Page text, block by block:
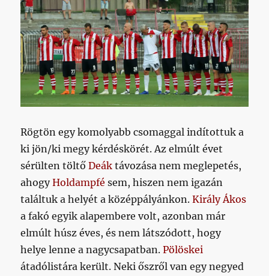
Rögtön egy komolyabb csomaggal indítottuk a
ki jön/ki megy kérdéskörét. Az elmúlt évet
sérülten töltőDeák távozása nem meglepetés,
ahogyHoldampfé sem, hiszen nem igazán
találtuk a helyét a középpályánkon.Király Ákos
a fakó egyik alapembere volt, azonban már
elmúlt húsz éves, és nem látszódott, hogy
helye lenne a nagycsapatban.Pölöskei
átadólistára került. Neki őszről van egy negyed